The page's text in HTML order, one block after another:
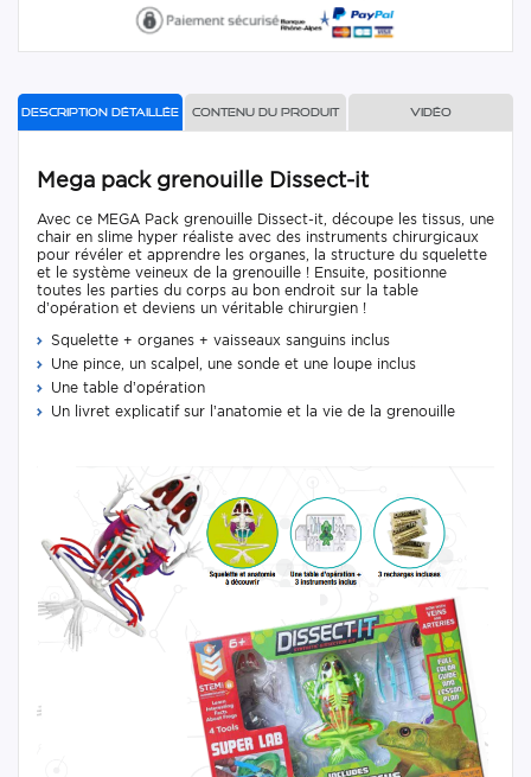
Description détaillée Contenu du produit Vidéo
Mega pack grenouille Dissect-it
Avec ce MEGA Pack grenouille Dissect-it, découpe les tissus, une
chair en slime hyper réaliste avec des instruments chirurgicaux
pour révéler et apprendre les organes, la structure du squelette
et le système veineux de la grenouille ! Ensuite, positionne
toutes les parties du corps au bon endroit sur la table
d’opération et deviens un véritable chirurgien !
Squelette + organes + vaisseaux sanguins inclus
Une pince, un scalpel, une sonde et une loupe inclus
Une table d’opération
Un livret explicatif sur l’anatomie et la vie de la grenouille